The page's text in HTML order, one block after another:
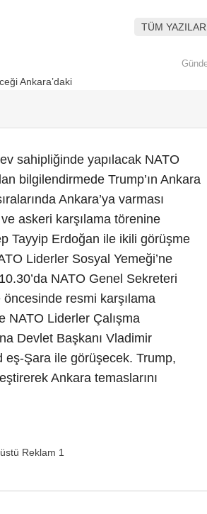
TÜM
sahipliğinde yapılacak NATO
bilgilendirmede Trump’ın Ankara
Ankara’ya varması
askeri karşılama törenine
Tayyip Erdoğan ile ikili görüşme
Liderler Sosyal Yemeği’ne
NATO Genel Sekreteri
resmi karşılama
NATO Liderler Çalışma
Devlet Başkanı Vladimir
eş-Şara ile görüşecek. Trump,
Ankara temaslarını